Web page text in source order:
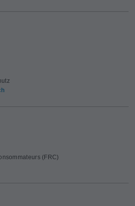
(FRC)